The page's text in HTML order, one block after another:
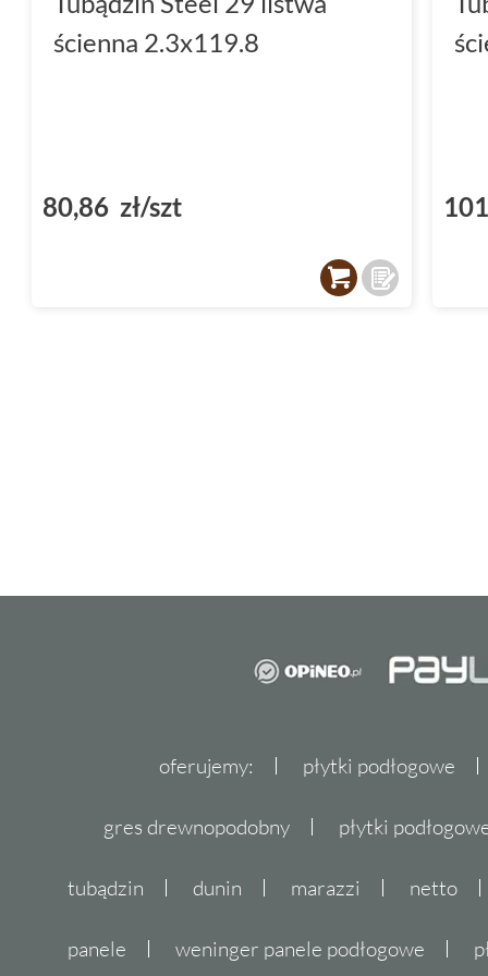
ścienna 2.3x119.8
80,86 zł/szt
oferujemy: płytki podłogowe
gres drewnopodobny płytki
tubądzin dunin marazzi netto
panele weninger panele podłogowe